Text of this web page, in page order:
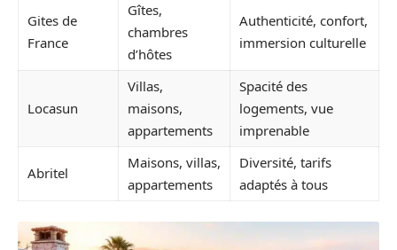
Gites de
France
Gîtes,
chambres
d’hôtes
Authenticité, confort,
immersion culturelle
Locasun
Villas,
maisons,
appartements
Spacité des
logements, vue
imprenable
Abritel
Maisons, villas,
appartements
Diversité, tarifs
adaptés à tous